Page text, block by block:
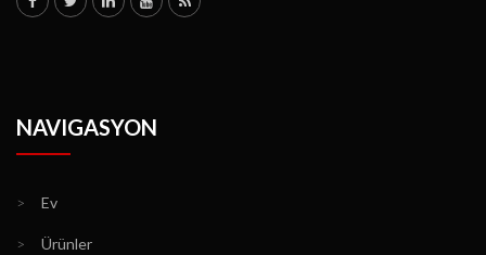
NAVIGASYON
> Ev
> Ürünler